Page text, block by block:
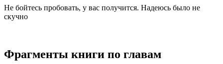
Не бойтесь пробовать, у вас получится. Надеюсь было не
скучно
Фрагменты книги по главам